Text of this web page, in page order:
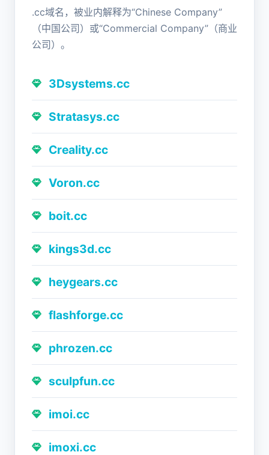
.cc域名，被业内解释为“Chinese Company”
（中国公司）或“Commercial Company”（商业
公司）。
3Dsystems.cc
Stratasys.cc
Creality.cc
Voron.cc
boit.cc
kings3d.cc
heygears.cc
flashforge.cc
phrozen.cc
sculpfun.cc
imoi.cc
imoxi.cc